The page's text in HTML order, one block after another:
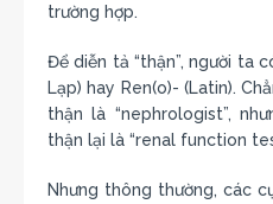
trường hợp.
Để diễn tả “thận”, người ta
Lạp) hay Ren(o)- (Latin).
thận là “nephrologist”,
thận lại là “renal function
Nhưng thông thường, các